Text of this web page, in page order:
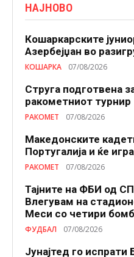
НАЈНОВО
Кошаркарските
Азербејџан во
КОШАРКА 07/08/2026
Струга подготвена
ракометниот турнир
РАКОМЕТ 07/08/2026
Македонските
Португалија и ќе
РАКОМЕТ 07/08/2026
Тајните на ФБИ од
Влегувам на
Меси со четири
ФУДБАЛ 07/08/2026
Јунајтед го испрати